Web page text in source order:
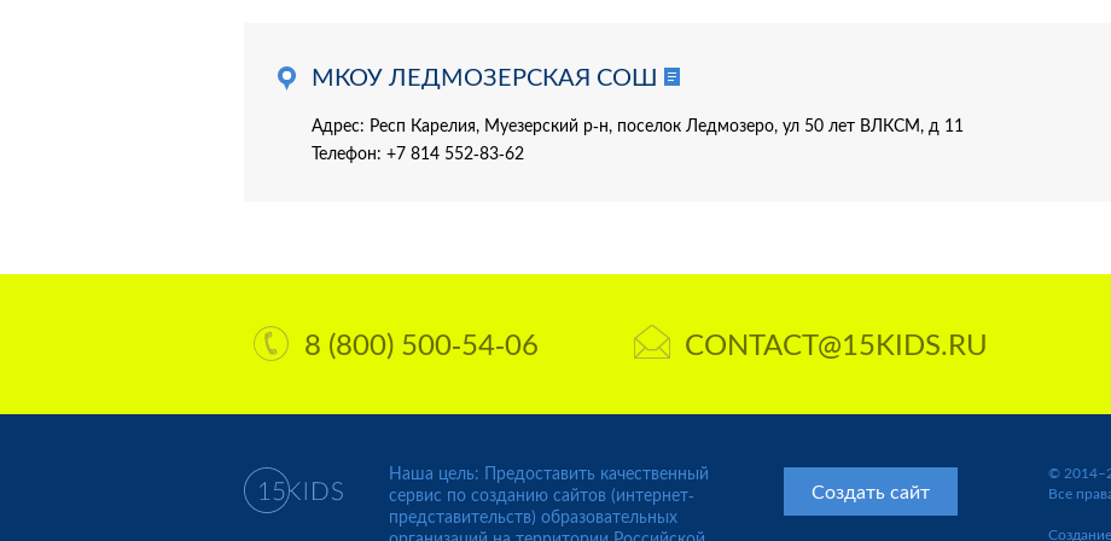
МКОУ ЛЕДМОЗЕРСКАЯ СОШ
Адрес: Респ Карелия, Муезерский р-н, поселок Ледмозеро, ул 50 лет ВЛКСМ, д 11
Телефон: +7 814 552-83-62
8 (800) 500-54-06 CONTACT@15KIDS.RU
Наша цель: Предоставить качественный
сервис по созданию сайтов (интернет-
представительств) образовательных
Создать сайт
©
Все